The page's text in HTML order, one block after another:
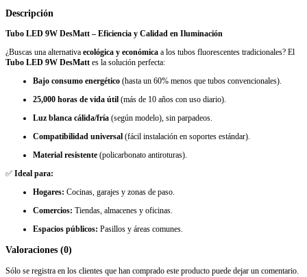
Descripción
Tubo LED 9W DesMatt – Eficiencia y Calidad en Iluminación
¿Buscas una alternativa ecológica y económica a los tubos fluorescentes tradicionales? El
Tubo LED 9W DesMatt es la solución perfecta:
Bajo consumo energético (hasta un 60% menos que tubos convencionales).
25,000 horas de vida útil (más de 10 años con uso diario).
Luz blanca cálida/fría (según modelo), sin parpadeos.
Compatibilidad universal (fácil instalación en soportes estándar).
Material resistente (policarbonato antiroturas).
✅ Ideal para:
Hogares: Cocinas, garajes y zonas de paso.
Comercios: Tiendas, almacenes y oficinas.
Espacios públicos: Pasillos y áreas comunes.
Valoraciones (0)
Sólo se registra en los clientes que han comprado este producto puede dejar un comentario.